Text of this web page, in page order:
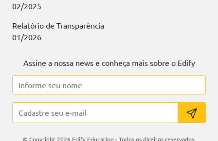
02/2025
Relatório de Transparência
01/2026
Assine a nossa news e conheça mais sobre o Edify
© Copyright 2026 Edify Education - Todos os direitos reservados.